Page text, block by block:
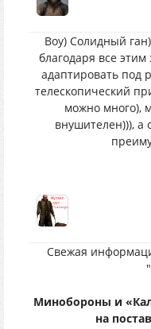
Воу) Солидный
благодаря все
адаптировать под
телескопический
можно много),
внушителен))), а
Свежая
Минобороны и
на